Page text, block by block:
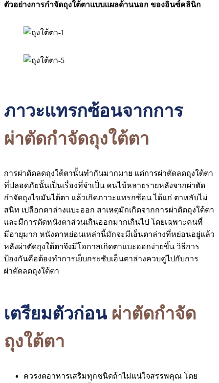
ตัวอย่างการกำจัดถุงใต้ตาแบบแผลด้านนอก ของอินซ์คลินิก
ภาวะแทรกซ้อนจากการ
ผ่าตัดกำจัดถุงใต้ตา
การผ่าตัดลดถุงใต้ตานั้นทำกันมากมาย แต่การผ่าตัดลดถุงใต้ตา
ที่ปลอดภัยนั้นเป็นเรื่องที่จำเป็น คนไข้หลายรายหลังจากผ่าตัด
กำจัดถุงไขมันไต้ตา แล้วเกิดภาวะแทรกซ้อน ได้แก่ ตาหลับไม่
สนิท เปลือกตาล่างแบะออก สาเหตุมักเกิดจากการผ่าตัดถุงใต้ตา
และมีการตัดหนังตาส่วนเกินออกมากเกินไป โดยเฉพาะคนที่
มีอายุมาก หนังตาหย่อนเหล่านี้มักจะมีเอ็นตาล่างที่หย่อนอยู่แล้ว
หลังผ่าตัดถุงใต้ตาจึงมีโอกาสเกิดตาแบะออกง่ายขึ้น วิธีการ
ป้องกันคือต้องทำการเย็บกระชับเอ็นตาล่างควบคู่ไปกับการ
ผ่าตัดลดถุงใต้ตา
เตรียมตัวก่อน ผ่าตัดกำจัด
ถุงใต้ตา
ควรงดอาหารเสริมทุกชนิดถ้าไม่แน่ใจสรรพคุณ โดย